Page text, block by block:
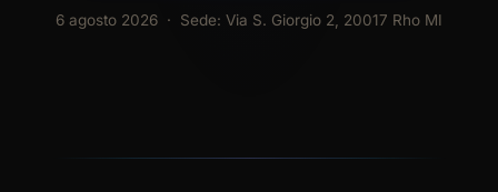
6 agosto 2026 · Sede: Via S. Giorgio 2, 20017 Rho MI